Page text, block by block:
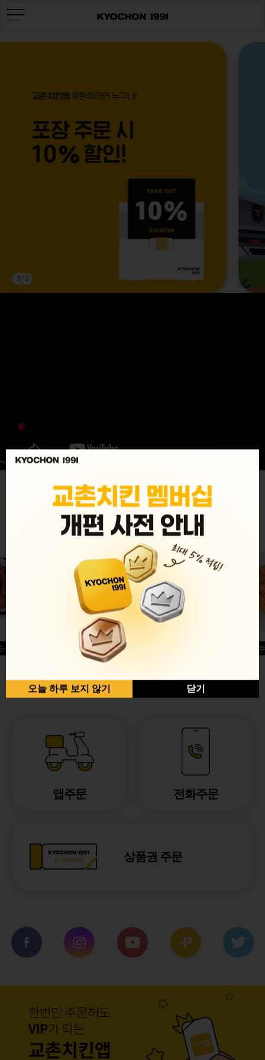
3/ 3
MENU
글윙
반반순살[레드+허니]
허니옥
앱주문 전화주문
상품권 주문
오늘 하루 보지 않기 닫기